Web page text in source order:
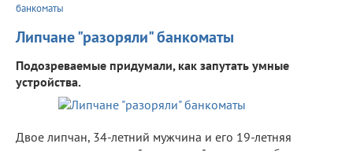
банкоматы
Липчане "разоряли" банкоматы
Подозреваемые придумали, как запутать умные
устройства.
Двое липчан, 34-летний мужчина и его 19-летняя